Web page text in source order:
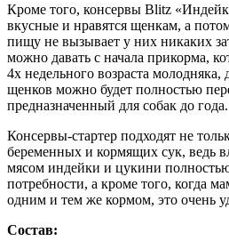
Кроме того, консервы Blitz
вкусные и нравятся щенкам, а
пищу не вызывает у них никаких
можно давать с начала прикорма,
4х недельного возраста молодняка,
щенков можно будет полностью
предназначенный для собак до года.
Консервы-стартер подходят не
беременных и кормящих сук, ведь
мясом индейки и цукини
потребности, а кроме того, когда
одним и тем же кормом, это очень
Состав: